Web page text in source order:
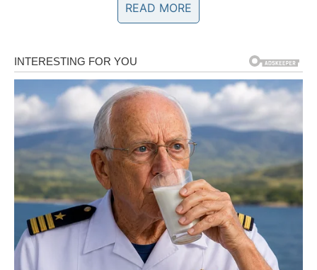
Ako ste slobodni, sudbina vam može poslati osobu koja
vašu dubinu i ko ne beži od emocija.
Rak sada ulazi u fazu u kojoj ljubav ne boli – već jača.
Unutrašnji mir
Najveća promena kod vas nije spolja – već iznutra. Učite
da ne reagujete na svaku emociju impulzivno. Postavljate
granice. Birate sebe. I baš tu počinje lepše vreme.
RIBE – ISCELJENJE SRCA I
READ MORE